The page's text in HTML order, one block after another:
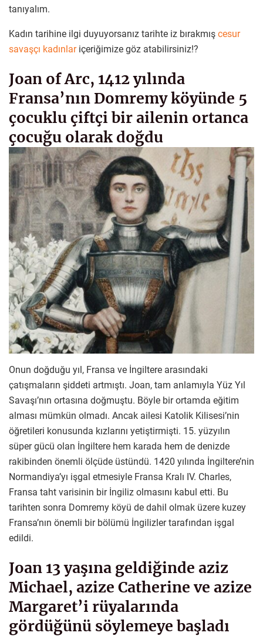
tanıyalım.
Kadın tarihine ilgi duyuyorsanız tarihte iz bırakmış cesur
savaşçı kadınlariçeriğimize göz atabilirsiniz!?
Joan of Arc, 1412 yılında
Fransa’nın Domremy köyünde 5
çocuklu çiftçi bir ailenin ortanca
çocuğu olarak doğdu
Onun doğduğu yıl, Fransa ve İngiltere arasındaki
çatışmaların şiddeti artmıştı. Joan, tam anlamıyla Yüz Yıl
Savaşı’nın ortasına doğmuştu. Böyle bir ortamda eğitim
alması mümkün olmadı. Ancak ailesi Katolik Kilisesi’nin
öğretileri konusunda kızlarını yetiştirmişti. 15. yüzyılın
süper gücü olan İngiltere hem karada hem de denizde
rakibinden önemli ölçüde üstündü. 1420 yılında İngiltere’nin
Normandiya’yı işgal etmesiyle Fransa Kralı IV. Charles,
Fransa taht varisinin bir İngiliz olmasını kabul etti. Bu
tarihten sonra Domremy köyü de dahil olmak üzere kuzey
Fransa’nın önemli bir bölümü İngilizler tarafından işgal
edildi.
Joan 13 yaşına geldiğinde aziz
Michael, azize Catherine ve azize
Margaret’i rüyalarında
gördüğünü söylemeye başladı